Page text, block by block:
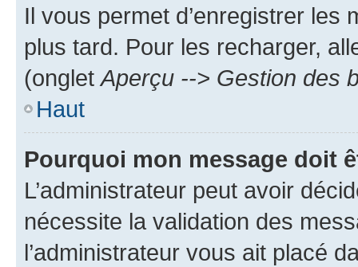
Il vous permet d’enregistrer
plus tard. Pour les recharger,
(ongletAperçu --> Gestion des
Haut
Pourquoi mon message doit
L’administrateur peut avoir
nécessite la validation des
l’administrateur vous ait placé